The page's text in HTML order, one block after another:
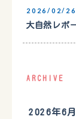
2026/02/26
大自然レポ
ARCHIVE
2026年6月